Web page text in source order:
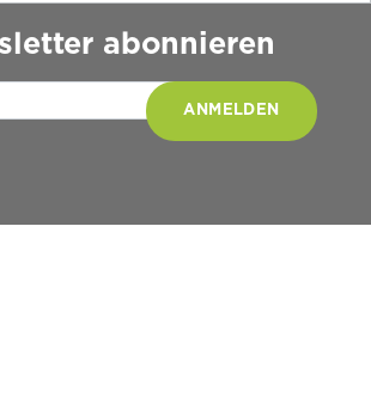
abonnieren
Please leave this field empty.